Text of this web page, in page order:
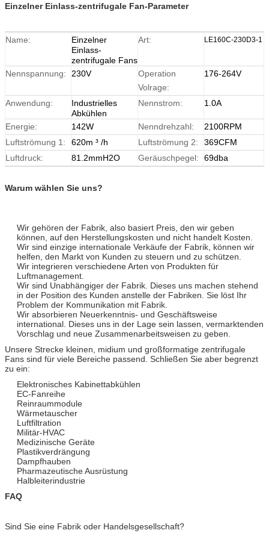
Einzelner Einlass-zentrifugale Fan-Parameter
Name:
Einzelner
Einlass-
zentrifugale Fans
Art: LE160C-230D3-1
Nennspannung: 230V
Operation
Volrage:
176-264V
Anwendung:
Industrielles
Abkühlen
Nennstrom: 1.0A
Energie: 142W Nenndrehzahl:
2100RPM
Luftströmung 1:
620m ³ /h Luftströmung 2:
369CFM
Luftdruck:
81.2mmH2O Geräuschpegel: 69dba
Warum wählen Sie uns?
Wir gehören der Fabrik, also basiert Preis, den wir geben
können, auf den Herstellungskosten und nicht handelt Kosten.
Wir sind einzige internationale Verkäufe der Fabrik, können wir
helfen, den Markt von Kunden zu steuern und zu schützen.
Wir integrieren verschiedene Arten von Produkten für
Luftmanagement.
Wir sind Unabhängiger der Fabrik. Dieses uns machen stehend
in der Position des Kunden anstelle der Fabriken. Sie löst Ihr
Problem der Kommunikation mit Fabrik.
Wir absorbieren Neuerkenntnis- und Geschäftsweise
international. Dieses uns in der Lage sein lassen, vermarktenden
Vorschlag und neue Zusammenarbeitsweisen zu geben.
Unsere Strecke kleinen, midium und großformatige zentrifugale
Fans sind für viele Bereiche passend. Schließen Sie aber begrenzt
zu ein:
Elektronisches Kabinettabkühlen
EC-Fanreihe
Reinraummodule
Wärmetauscher
Luftfiltration
Militär-HVAC
Medizinische Geräte
Plastikverdrängung
Dampfhauben
Pharmazeutische Ausrüstung
Halbleiterindustrie
FAQ
Sind Sie eine Fabrik oder Handelsgesellschaft?